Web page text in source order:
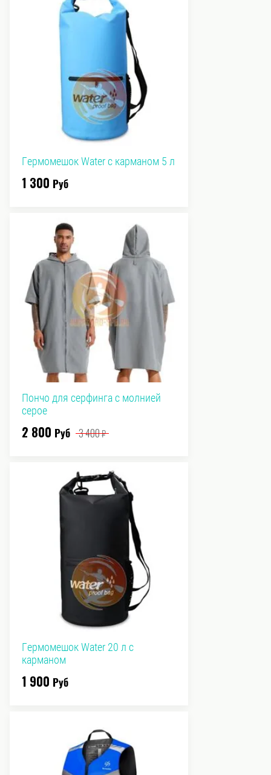
Гермомешок Water с карманом 5 л
1 300 Руб
Пончо для серфинга с молнией
серое
2 800 Руб 3 400₽
Гермомешок Water 20 л с
карманом
1 900 Руб